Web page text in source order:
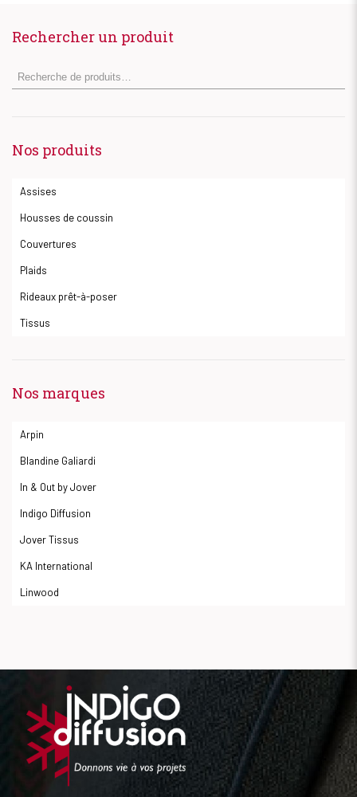
Rechercher un produit
Nos produits
Assises
Housses de coussin
Couvertures
Plaids
Rideaux prêt-à-poser
Tissus
Nos marques
Arpin
Blandine Galiardi
In & Out by Jover
Indigo Diffusion
Jover Tissus
KA International
Linwood